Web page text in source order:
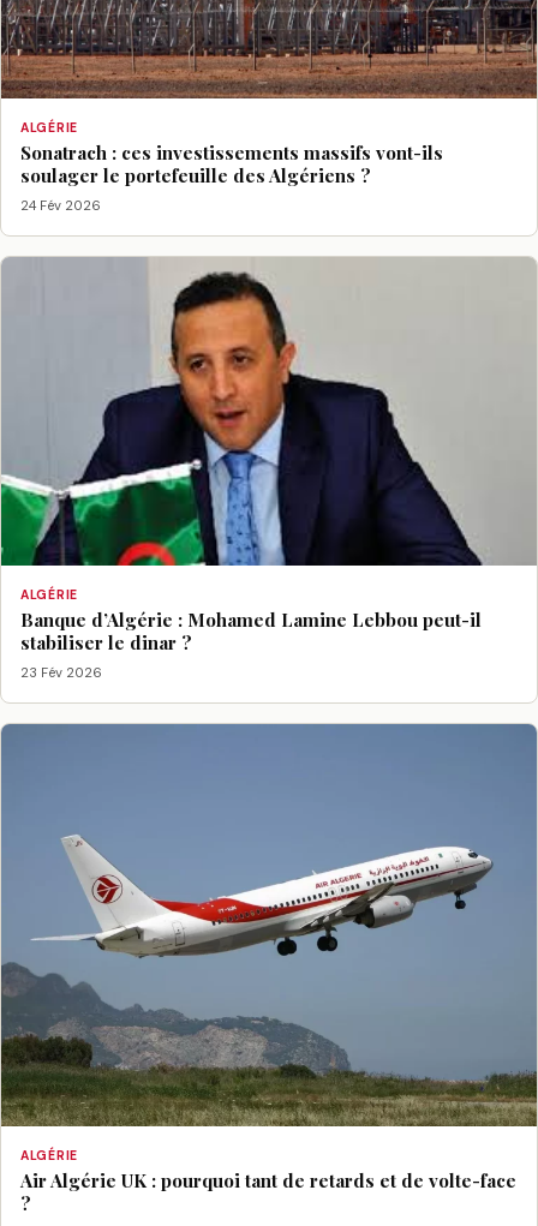
ALGÉRIE
Sonatrach : ces investissements massifs vont-ils
soulager le portefeuille des Algériens ?
24 Fév 2026
ALGÉRIE
Banque d’Algérie : Mohamed Lamine Lebbou peut-il
stabiliser le dinar ?
23 Fév 2026
ALGÉRIE
Air Algérie UK : pourquoi tant de retards et de volte-face
?